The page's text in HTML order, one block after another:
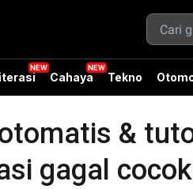
Cahaya Tekno
&
gagal